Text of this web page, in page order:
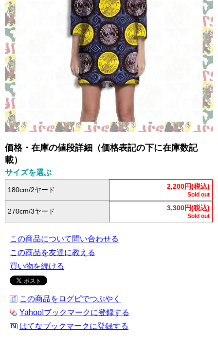
価格・在庫の値段詳細（価格表記の下に在庫数記
載）
サイズを選ぶ
180cm/2ヤード 2,200円(税込)
Sold out
270cm/3ヤード 3,300円(税込)
Sold out
この商品について問い合わせる
この商品を友達に教える
買い物を続ける
この商品をログピでつぶやく
Yahoo!ブックマークに登録する
はてなブックマークに登録する